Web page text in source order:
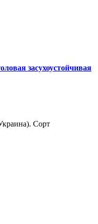
засухоустойчивая
Сорт